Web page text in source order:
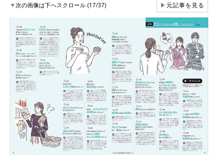
▼次の画像は下へスクロール (17/37) ▶元記事を見る